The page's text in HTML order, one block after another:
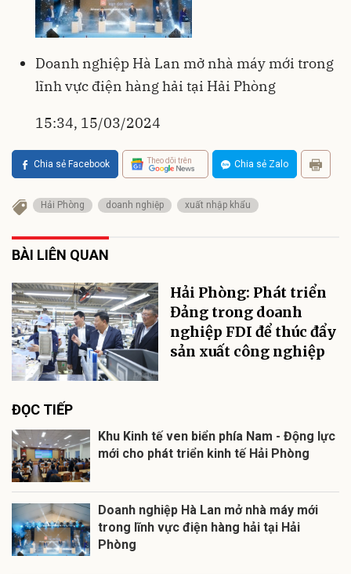
Doanh nghiệp Hà Lan mở nhà máy mới trong
lĩnh vực điện hàng hải tại Hải Phòng
15:34, 15/03/2024
Chia sẻ Facebook Theo dõi trên Chia sẻ Zalo
Hải Phòng doanh nghiệp xuất nhập khẩu
BÀI LIÊN QUAN
Hải Phòng: Phát triển
Đảng trong doanh
nghiệp FDI để thúc đẩy
sản xuất công nghiệp
ĐỌC TIẾP
Khu Kinh tế ven biển phía Nam - Động lực
mới cho phát triển kinh tế Hải Phòng
Doanh nghiệp Hà Lan mở nhà máy mới
trong lĩnh vực điện hàng hải tại Hải
Phòng